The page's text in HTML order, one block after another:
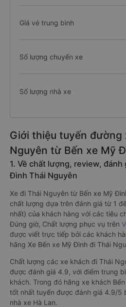
Giá vé trung bình
Số lượng chuyến xe
Số lượng nhà xe
Giới thiệu tuyến đường
Nguyên từ Bến xe Mỹ
1. Về chất lượng, review, đánh
Đình Thái Nguyên
Xe đi Thái Nguyên từ Bến xe Mỹ
chất lượng dựa trên đánh giá từ 1
nhất) của khách hàng với các tiêu
Đúng giờ, Chất lượng phục vụ trên
được viết trực tiếp bởi các khách
hãng Xe Bến xe Mỹ Đình đi Thái
Chất lượng các xe khách đi Thái
được đánh giá 4.9, với điểm trung
khách. Trong đó hãng xe khách
tốt nhất tuyến được đánh giá 4.9/5
nhà xe Hà Lan.